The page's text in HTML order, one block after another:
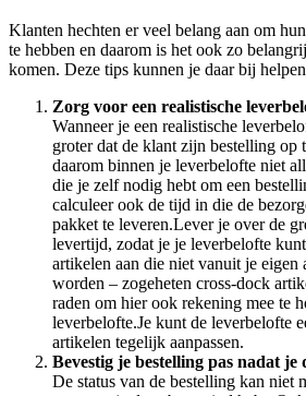
Klanten hechten er veel belang aan om
te hebben en daarom is het ook zo
komen. Deze tips kunnen je daar bij
Zorg voor een realistische
Wanneer je een realistische
groter dat de klant zijn bestelling op
daarom binnen je leverbelofte niet
die je zelf nodig hebt om een
calculeer ook de tijd in die de
pakket te leveren.Lever je over de
levertijd, zodat je je leverbelofte
artikelen aan die niet vanuit je eigen
worden – zogeheten cross-dock
raden om hier ook rekening mee te
leverbelofte.Je kunt de leverbelofte
artikelen tegelijk aanpassen.
Bevestig je bestelling pas nadat je
De status van de bestelling kan niet